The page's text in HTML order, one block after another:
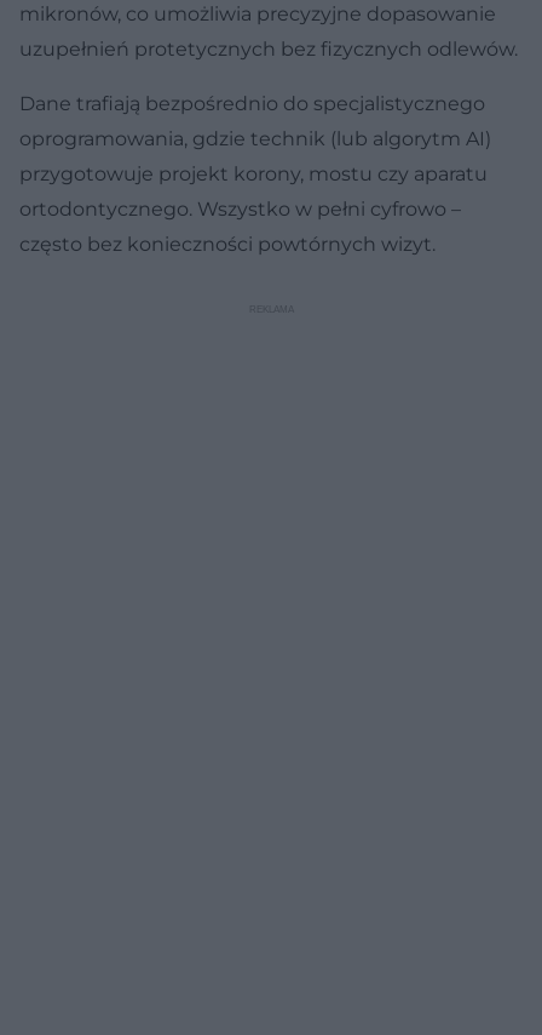
mikronów, co umożliwia precyzyjne dopasowanie
uzupełnień protetycznych bez fizycznych odlewów.
Dane trafiają bezpośrednio do specjalistycznego
oprogramowania, gdzie technik (lub algorytm AI)
przygotowuje projekt korony, mostu czy aparatu
ortodontycznego. Wszystko w pełni cyfrowo –
często bez konieczności powtórnych wizyt.